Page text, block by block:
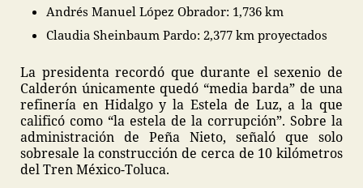
Andrés Manuel López Obrador: 1,736 km
Claudia Sheinbaum Pardo: 2,377 km proyectados
La presidenta recordó que durante el sexenio de
Calderón únicamente quedó “media barda” de una
refinería en Hidalgo y la Estela de Luz, a la que
calificó como “la estela de la corrupción”. Sobre la
administración de Peña Nieto, señaló que solo
sobresale la construcción de cerca de 10 kilómetros
del Tren México-Toluca.